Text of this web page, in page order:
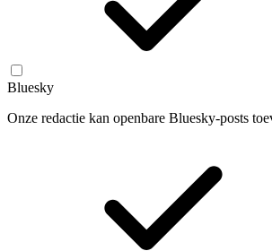
Bluesky
Onze redactie kan openbare Bluesky-posts